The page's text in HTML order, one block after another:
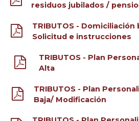
residuos jubilados /
TRIBUTOS - Domiciliación
Solicitud e instrucciones
TRIBUTOS - Plan
Alta
TRIBUTOS - Plan
Baja/ Modificación